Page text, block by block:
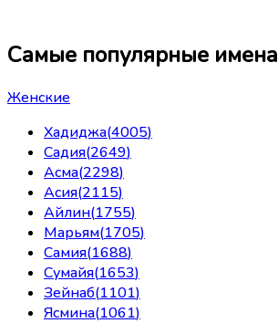
Самые популярные имена
Женские
Хадиджа(4005)
Садия(2649)
Асма(2298)
Асия(2115)
Айлин(1755)
Марьям(1705)
Самия(1688)
Сумайя(1653)
Зейнаб(1101)
Ясмина(1061)